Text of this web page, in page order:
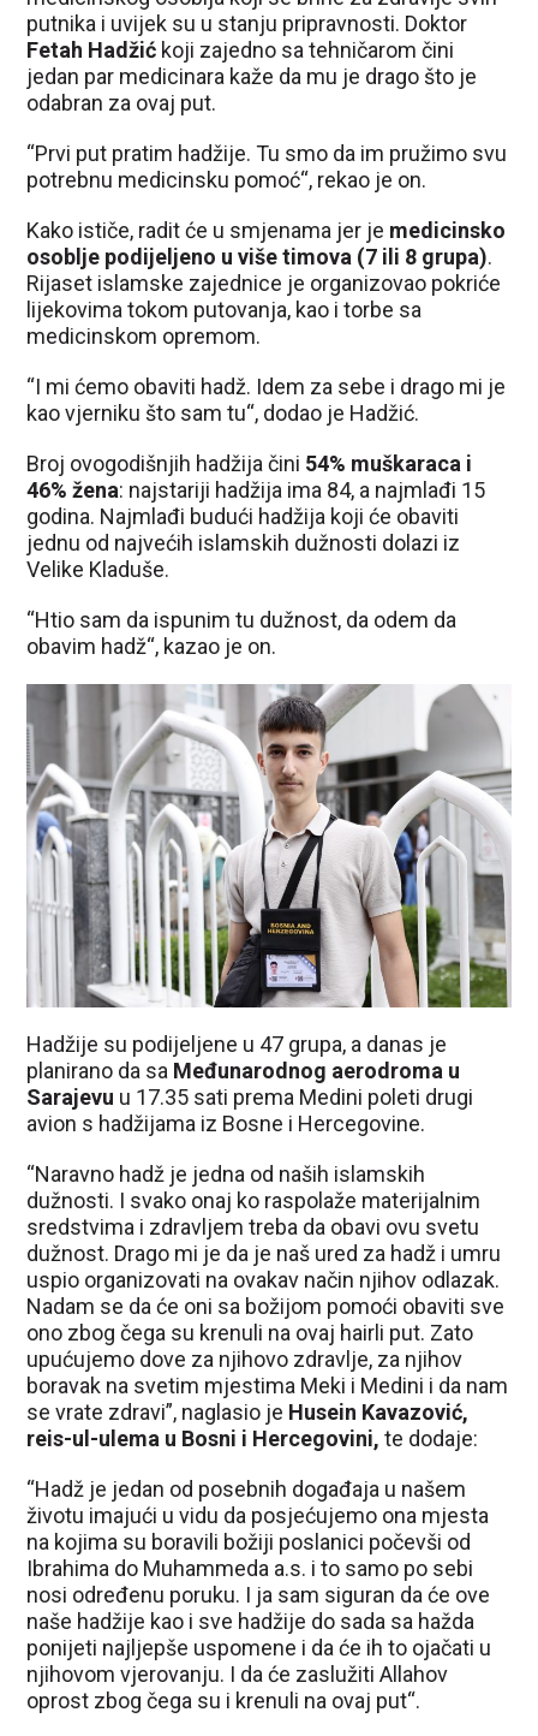
putnika i uvijek su u stanju pripravnosti. Doktor
Fetah Hadžić koji zajedno sa tehničarom čini
jedan par medicinara kaže da mu je drago što je
odabran za ovaj put.
“Prvi put pratim hadžije. Tu smo da im pružimo svu
potrebnu medicinsku pomoć“, rekao je on.
Kako ističe, radit će u smjenama jer je medicinsko
osoblje podijeljeno u više timova (7 ili 8 grupa).
Rijaset islamske zajednice je organizovao pokriće
lijekovima tokom putovanja, kao i torbe sa
medicinskom opremom.
“I mi ćemo obaviti hadž. Idem za sebe i drago mi je
kao vjerniku što sam tu“, dodao je Hadžić.
Broj ovogodišnjih hadžija čini 54% muškaraca i
46% žena: najstariji hadžija ima 84, a najmlađi 15
godina. Najmlađi budući hadžija koji će obaviti
jednu od najvećih islamskih dužnosti dolazi iz
Velike Kladuše.
“Htio sam da ispunim tu dužnost, da odem da
obavim hadž“, kazao je on.
Hadžije su podijeljene u 47 grupa, a danas je
planirano da sa Međunarodnog aerodroma u
Sarajevu u 17.35 sati prema Medini poleti drugi
avion s hadžijama iz Bosne i Hercegovine.
“Naravno hadž je jedna od naših islamskih
dužnosti. I svako onaj ko raspolaže materijalnim
sredstvima i zdravljem treba da obavi ovu svetu
dužnost. Drago mi je da je naš ured za hadž i umru
uspio organizovati na ovakav način njihov odlazak.
Nadam se da će oni sa božijom pomoći obaviti sve
ono zbog čega su krenuli na ovaj hairli put. Zato
upućujemo dove za njihovo zdravlje, za njihov
boravak na svetim mjestima Meki i Medini i da nam
se vrate zdravi”, naglasio je Husein Kavazović,
reis-ul-ulema u Bosni i Hercegovini, te dodaje:
“Hadž je jedan od posebnih događaja u našem
životu imajući u vidu da posjećujemo ona mjesta
na kojima su boravili božiji poslanici počevši od
Ibrahima do Muhammeda a.s. i to samo po sebi
nosi određenu poruku. I ja sam siguran da će ove
naše hadžije kao i sve hadžije do sada sa hažda
ponijeti najljepše uspomene i da će ih to ojačati u
njihovom vjerovanju. I da će zaslužiti Allahov
oprost zbog čega su i krenuli na ovaj put“.